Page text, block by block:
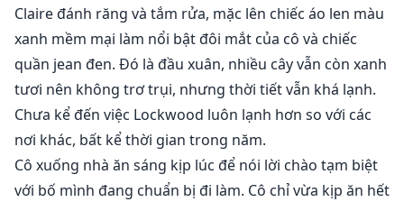
Claire đánh răng và tắm rửa, mặc lên chiếc áo len màu
xanh mềm mại làm nổi bật đôi mắt của cô và chiếc
quần jean đen. Đó là đầu xuân, nhiều cây vẫn còn xanh
tươi nên không trơ trụi, nhưng thời tiết vẫn khá lạnh.
Chưa kể đến việc Lockwood luôn lạnh hơn so với các
nơi khác, bất kể thời gian trong năm.
Cô xuống nhà ăn sáng kịp lúc để nói lời chào tạm biệt
với bố mình đang chuẩn bị đi làm. Cô chỉ vừa kịp ăn hết